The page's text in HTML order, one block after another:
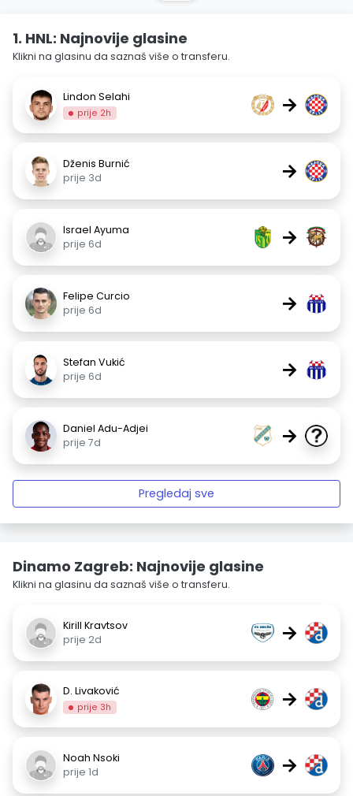
1. HNL: Najnovije glasine
Klikni na glasinu da saznaš više o transferu.
Lindon Selahi
prije 2h →
Dženis Burnić
prije 3d
→
Israel Ayuma
prije 6d
→
Felipe Curcio
prije 6d
→
Stefan Vukić
prije 6d
→
Daniel Adu-Adjei
prije 7d
→
Pregledaj sve
Dinamo Zagreb: Najnovije glasine
Klikni na glasinu da saznaš više o transferu.
Kirill Kravtsov
prije 2d
→
D. Livaković
prije 3h →
Noah Nsoki
prije 1d
→